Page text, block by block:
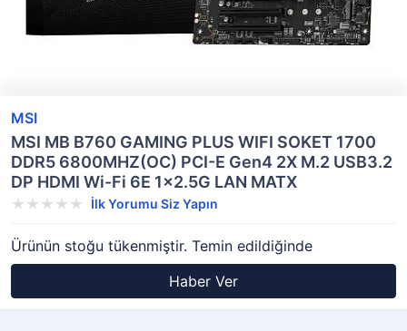
MSI
MSI MB B760 GAMING PLUS WIFI SOKET 1700
DDR5 6800MHZ(OC) PCI-E Gen4 2X M.2 USB3.2
DP HDMI Wi-Fi 6E 1x2.5G LAN MATX
İlk Yorumu Siz Yapın
Ürünün stoğu tükenmiştir. Temin edildiğinde
Haber Ver